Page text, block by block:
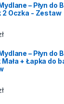
– Płyn do
2 Oczka - Zestaw
– Płyn do
+ Łapka do